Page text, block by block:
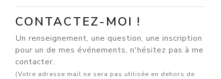
CONTACTEZ-MOI !
Un renseignement, une question, une inscription
pour un de mes événements, n'hésitez pas à me
contacter.
(Votre adresse mail ne sera pas utilisée en dehors de